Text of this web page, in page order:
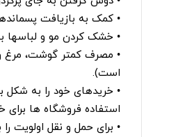
• کمک به بازیافت
• خشک کردن مو و لباسها
• مصرف کمتر گوشت، مرغ و
است).
• خریدهای خود را به شکل
استفاده فروشگاه ها برای
• برای حمل و نقل اولویت